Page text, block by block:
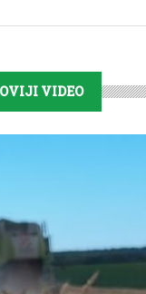
VIDEO